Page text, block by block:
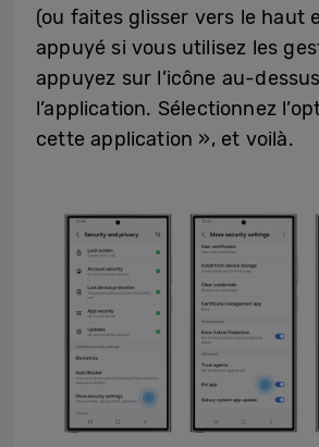
(ou faites glisser vers le haut
appuyé si vous utilisez les
appuyez sur l’icône au-
l’application. Sélectionnez
cette application », et voilà.